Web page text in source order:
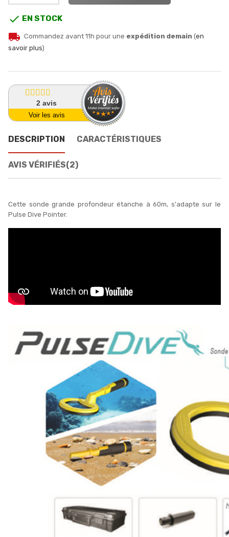
 EN STOCK
local_shipping Commandez avant 11h pour une expédition demain (en
savoir plus)
2avis
Voir les avis
DESCRIPTION CARACTÉRISTIQUES
AVIS VÉRIFIÉS(2)
Cette sonde grande profondeur étanche à 60m, s'adapte sur le
Pulse Dive Pointer.